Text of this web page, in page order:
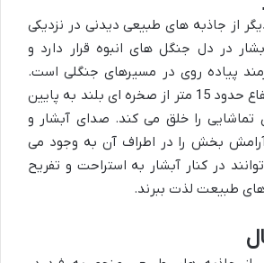
از جاذبه های طبیعی دیدنی در نزدیکی
در دل جنگل های انبوه قرار دارد و
پیاده روی در مسیرهای جنگلی است.
آبشار مهازکمر با ارتفاع حدود 15 متر از صخره ای بلند به پایین
تماشایی را خلق می کند. صدای آبشار و
بخش را در اطراف آن به وجود می
در کنار آبشار به استراحت و تفریح
های طبیعت لذت ببرند.